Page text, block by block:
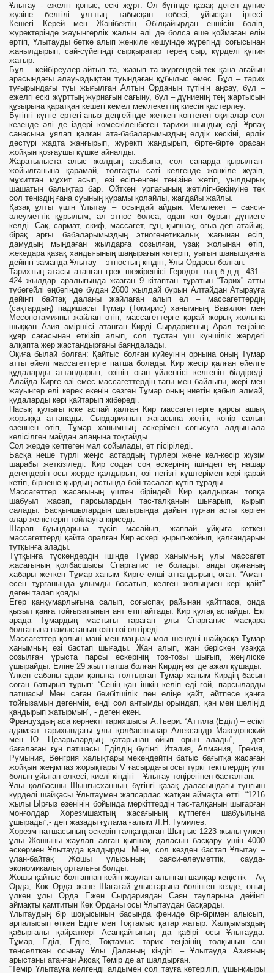
Ұлытау - ежелгі қоныс, ескі жұрт. Ол бүгінде қазақ деген дүние
жүзіне белгілі ұлттың табысқан төбесі, ұйысқан іргесі.
Кешегі Керей мен Жәнібектің Әбілқайырдан еншісін бөліп,
жүректерінде жауынгерлік жалын әлі де болса өше қоймаған елін
ертіп, Ұлытауды бетке алып жөңкіле көшуінде жүрегіңді соғысынан
жаңылдырып, сай-сүйегіңді сырқыратар терең сыр, күрделі құпия
жатыр.
Бұл – кейбіреулер айтып та, жазып та жүргендей тек қана ағайын
арасындағы алауыздықтан туындаған құбылыс емес. Бұл – тарих
тұғырындағы туы жығылған Алтын Орданың түтінін аңсау, бұл –
ежелгі ескі жұрттың жұрнағын сағыну, бұл – дүниенің тең жартысын
құзырына қаратқан кешегі кемел мемлекеттің киесін қастерлеу.
Бүгінгі күнге ертегі-аңыз деңгейінде жеткен көптеген оқиғалар сол
кезеңде әлі де іздері көмескіленбеген тарихи шындық еді. Ұрпақ
санасына ұялап қалған ата-бабаларымыздың елдік кескіні, ерлік
дәстүрі жадта жаңғырып, жүректі жандырып, бірте-бірте орасан
жойқын қозғаушы күшке айналды.
Жаратылыста алыс жолдың азабына, сол сапарда қырылған-
жойылғанына қарамай, толғақты сәті келгенде жөңкіле жүзіп,
мұхиттан мұхит асып, өзі өсіп-өнген теңізіне жетіп, уылдырық
шашатын балықтар бар. Өйткені ұрпағының жетіліп-бекінуіне тек
сол теңіздің ғана суының құрамы қолайлы, жағдайы жайлы.
Қазақ ұлты үшін Ұлытау – осындай айдын. Мемлекет – саяси-
әлеуметтік құрылым, ал этнос болса, одан көп бұрын дүниеге
келді. Сақ, сармат, скиф, массагет, ғұн, қыпшақ, оғыз деп атайық,
бірақ арғы бабаларымыздың этногенетикалық жағынан өсіп,
дамудың мыңдаған жылдарға созылған, ұзақ жолынан өтіп,
жекедара қазақ хандығының шаңырағын көтеріп, уығын шанышқанға
дейінгі заманда Ұлытау – этностың кіндігі, Ұлы Ордасы болған.
Тарихтың атасы атанған грек шежірешісі Геродот тың б.д.д. 431 -
424 жылдар аралығында жазған 9 кітаптан тұратын “Тарих” атты
түбегейлі еңбегінде бұдан 2600 жылдай бұрын Алтайдан Атырауға
дейінгі байтақ даланы жайлаған алып ел – массагеттердің
(сақтардың) падишасы Тұмар (Томирис) ханымның Вавилон мен
Месопотамияны жайлап өтіп, массагеттерге қарай жорық жолына
шыққан Азия әміршісі атанған Кирді Сырдарияның Арал теңізіне
құяр сағасынан өткізіп алып, сол тұстан үш күншілік жердегі
алқапта жер жастандырғаны баяндалады.
Оқиға былай болған: Қайтыс болған күйеуінің орнына оның Тұмар
атты әйелі массагеттерге патша болады. Кир жесір қалған әйелге
құдаларды аттандырып, өзінің оған үйленгісі келгенін білдіреді.
Алайда Кирге өзі емес массагеттердің тағы мен байлығы, жері мен
жауынгер елі керек екенін сезген Тұмар оның ниетін қабыл алмай,
құдаларды кері қайтарып жібереді.
Пасық қулығы іске аспай қалған Кир массагеттерге қарсы ашық
жорыққа аттанады. Сырдарияның жағасына жетіп, көпір салып
өзеннен өтіп, Тұмар ханымның әскерімен соғысуға алдын-ала
келісілген майдан алаңына тоқтайды.
Сол жерде көптеген мал сойылады, ет пісіріледі.
Басқа неше түрлі жеңіс астардың түрлері және көл-көсір жүзім
шарабы жеткізіледі. Кир содан соң әскерінің ішіндегі ең нашар
дегендерін осы жерде қалдырып, өзі негізгі күштерімен кері қарай
кетіп, бірнеше қырдың астында бой тасалап күтіп тұрады.
Массагеттер жасағының үштен біріндейі Кир қалдырған топқа
шабуыл жасап, парсылардың тас-талқанын шығарып, қырып
салады. Басқыншылардың шатырында дайын тұрған асты көрген
олар жеңістерін тойлауға кіріседі.
Шарап буындарына түсіп масайып, жаппай ұйқыға кеткен
массагеттерді қайта оралған Кир әскері қырып-жойып, қалғандарын
тұтқынға алады.
Тұтқынға түскендердің ішінде Тұмар ханымның ұлы массагет
жасағының қолбасшысы Спаргапис те болады. анды оқиғаның
хабары жеткен Тұмар ханым Кирге елші аттандырып, оған: “Аман-
есен тұрғаныңда ұлымды босатып, келген жолыңмен кері қайт”
деген талап қояды.
Егер қанқұмарлығына салып, соғыспақ райынан қайтпаса, онда
қызыл қанға тойғызатынын ант етіп айтады. Кир құлақ аспайды. Екі
арада Тұмардың мастығы тараған ұлы Спаргапис масқара
болғанына намыстанып өзін-өзі өлтіреді.
Массагеттер қолын мәні мен маңызы мол шешуші шайқасқа Тұмар
ханымның өзі бастап шығады. Жан алып, жан беріскен ұзаққа
созылған ұрыста парсы әскерінің тоз-тозы шығып, жеңіліске
ұшырайды. Еліне 29 жыл патша болған Кирдің өзі де ажал құшады.
Үлкен сабаны адам қанына толтырған Тұмар ханым Кирдің басын
соған батырып тұрып: “Сенің қан ішкің келіп еді ғой, парсыларды
патшасы! Мен саған беибітшілік пен еліңе қайт, әйтпесе қанға
тойғызамын дегенмін, енді сол антымды орындап, қан мен шөліңід
қандырып жатырмын”, - деген екен.
Француздың аса көрнекті тарихшысы А.Тьери: “Аттила (Еділ) – есімі
адамзат тарихындағы ұлы қолбасшылар Александр Македонский
мен Ю. Цезарьлардың қатарынан ойып орын алады”, - деп
бағалаған ғұн патшасы Еділдің бүгінгі Италия, Алмания, Грекия,
Румыния, Венгрия халықтары мекендейтін батыс бағытқа жасаған
жойқын жеңімпаз жорықтары V ғасырдағы осы түркі тектілердің ұлт
болып ұйыған өлкесі, киелі кіндігі – Ұлытау төңірегінен басталған.
Ұлы қолбасшы Шыңғысханның бүгінгі қазақ даласындағы түңғыш
күрделі шайқасы Ұлытаумен жапсарлас жатқан аймақта өтті. “1216
жылы Ырғыз өзенінің бойында меркіттердің тас-талқанын шығарған
монғолдар Хорезмшахтың жасағының күтпеген шабуылына
ұшырады”,- деп жазады ғұлама ғалым Л.Н. Гумилев.
Хорезм патшасының әскерін талқандаған Шыңғыс 1223 жылы үлкен
ұлы Жошыны жаулап алған қыпшақ даласын басқару үшін 4000
әскермен Ұлытауда қалдырды. Міне, сол кезден бастап Ұлытау –
ұлан-байтақ Жошы ұлысының саяси-әлеуметтік, сауда-
экономикалық орталығы болды.
Жошы қайтыс болғаннан кейін жаулап алынған шалқар кеңістік – Ақ
Орда, Көк Орда және Шағатай ұлыстарына бөлінген кезде, оның
үлкен ұлы Орда Ежен Сырдариядан Саян тауларына дейінгі
аймақты қамтитын Көк Орданы осы Ұлытаудан басқарды.
Ұлытаудың бір шоқысының басында фәниде бір-бірімен алысып,
арпалысып өткен Едіге мен Тоқтамыс қатар жатыр. Халқымыздың
қабырғалы қайраткері Асанқайғының да қабірі осы Ұлытауда.
Тұмар, Еділ, Едіге, Тоқтамыс тарих теңізінің толқынын сан
теңселткен осынау Ұлы Даланың кіндігі – Ұлытауда Азияның
арыстаны атанған Ақсақ Темір де ат шалдырған.
“Темір Ұлытауға келгенді алдымен сол тауға көтеріліп, ұшы-қиыры